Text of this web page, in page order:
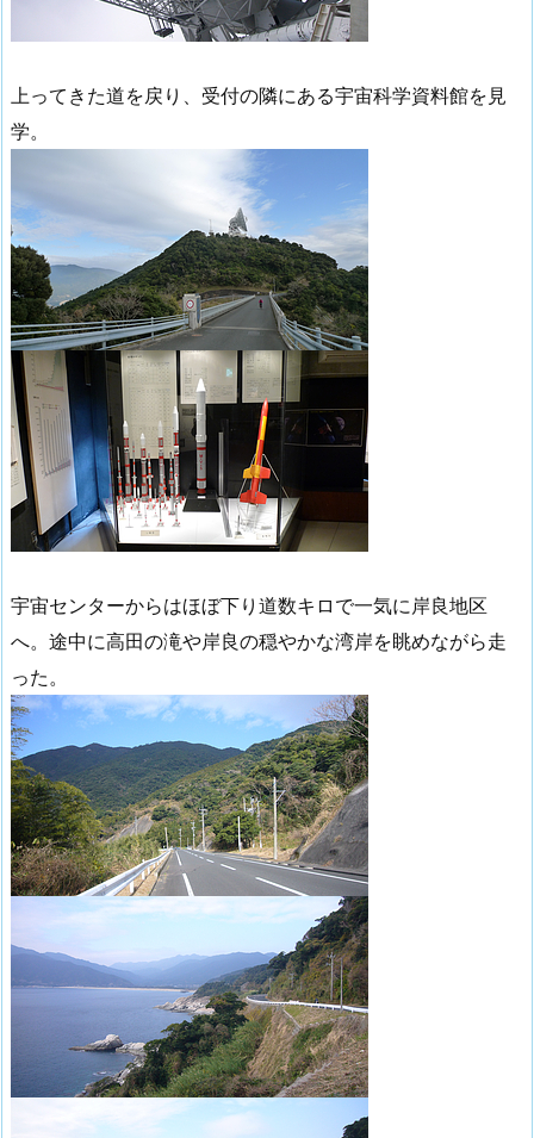
上ってきた道を戻り、受付の隣にある宇宙科学資料館を見
学。
宇宙センターからはほぼ下り道数キロで一気に岸良地区
へ。途中に高田の滝や岸良の穏やかな湾岸を眺めながら走
った。